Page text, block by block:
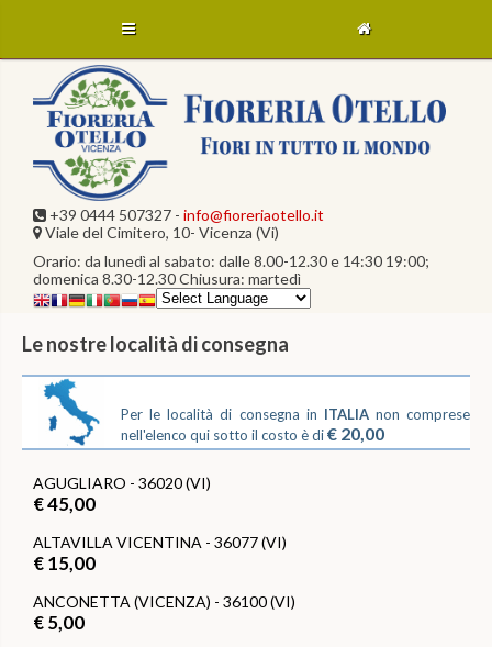
+39 0444 507327 - info@fioreriaotello.it
Viale del Cimitero, 10- Vicenza (Vi)
Orario: da lunedì al sabato: dalle 8.00-12.30 e 14:30 19:00;
domenica 8.30-12.30 Chiusura: martedì
Le nostre località di consegna
Per le località di consegna in ITALIAnon comprese
nell'elenco qui sotto il costo è di€ 20,00
AGUGLIARO - 36020 (VI)
€ 45,00
ALTAVILLA VICENTINA - 36077 (VI)
€ 15,00
ANCONETTA (VICENZA) - 36100 (VI)
€ 5,00